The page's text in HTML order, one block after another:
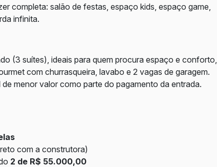
completa: salão de festas, espaço kids, espaço game,
infinita.
(3 suítes), ideais para quem procura espaço e conforto,
com churrasqueira, lavabo e 2 vagas de garagem.
menor valor como parte do pagamento da entrada.
com a construtora)
2 de R$ 55.000,00